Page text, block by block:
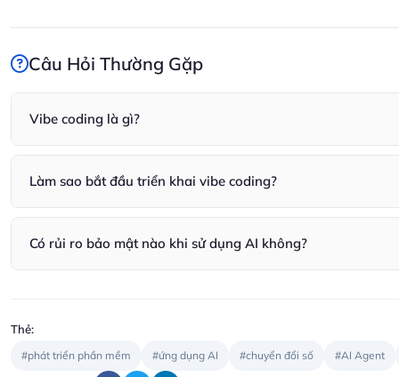
Câu Hỏi Thường Gặp
Vibe coding là gì?
Làm sao bắt đầu triển khai vibe coding?
Có rủi ro bảo mật nào khi sử dụng AI không?
Thẻ:
#phát triển phần mềm #ứng dụng AI #chuyển đổi số #AI Agent